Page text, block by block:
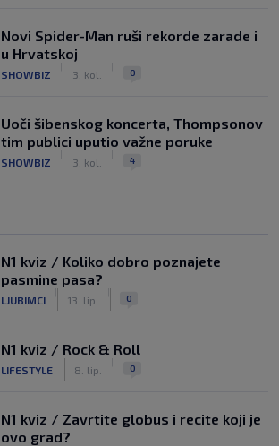
Novi Spider-Man ruši rekorde zarade i
u Hrvatskoj
SHOWBIZ 3. kol. 0
Uoči šibenskog koncerta, Thompsonov
tim publici uputio važne poruke
SHOWBIZ 3. kol. 4
N1 kviz / Koliko dobro poznajete
pasmine pasa?
LJUBIMCI 13. lip. 0
N1 kviz / Rock & Roll
LIFESTYLE 8. lip. 0
N1 kviz / Zavrtite globus i recite koji je
ovo grad?